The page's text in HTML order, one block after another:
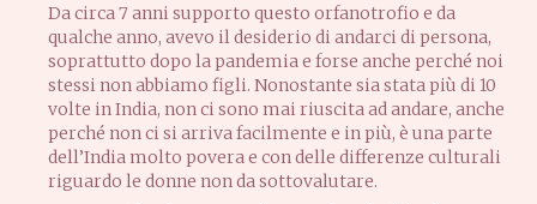
Da circa 7 anni supporto questo orfanotrofio e da
qualche anno, avevo il desiderio di andarci di persona,
soprattutto dopo la pandemia e forse anche perché noi
stessi non abbiamo figli. Nonostante sia stata più di 10
volte in India, non ci sono mai riuscita ad andare, anche
perché non ci si arriva facilmente e in più, è una parte
dell’India molto povera e con delle differenze culturali
riguardo le donne non da sottovalutare.